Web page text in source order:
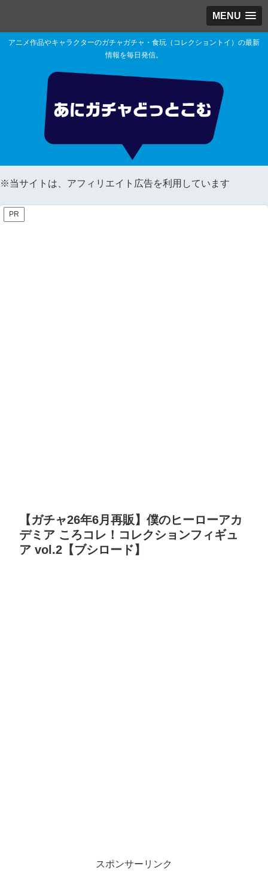
MENU
アニメ作品やキャラクターのガチャガチャ・食玩（コレクショントイ）の最新
情報を毎日発信。
※当サイトは、アフィリエイト広告を利用しています
PR
【ガチャ26年6月再販】僕のヒーローアカ
デミア ころコレ！コレクションフィギュ
ア vol.2【ブシロード】
スポンサーリンク